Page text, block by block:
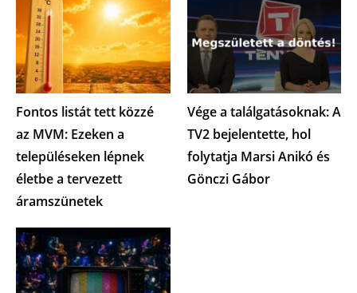
Fontos listát tett közzé
az MVM: Ezeken a
településeken lépnek
életbe a tervezett
áramszünetek
Vége a találgatásoknak: A
TV2 bejelentette, hol
folytatja Marsi Anikó és
Gönczi Gábor